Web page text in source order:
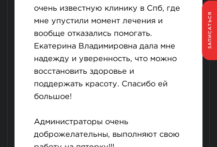
ЗАПИСАТЬСЯ
очень известную клинику в Спб, где
мне упустили момент лечения и
вообще отказались помогать.
Екатерина Владимировна дала мне
надежду и уверенность, что можно
восстановить здоровье и
поддержать красоту. Спасибо ей
большое!
Администраторы очень
доброжелательны, выполняют свою